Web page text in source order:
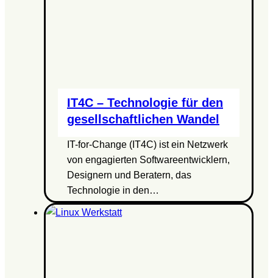
IT4C – Technologie für den
gesellschaftlichen Wandel
IT-for-Change (IT4C) ist ein Netzwerk
von engagierten Softwareentwicklern,
Designern und Beratern, das
Technologie in den…